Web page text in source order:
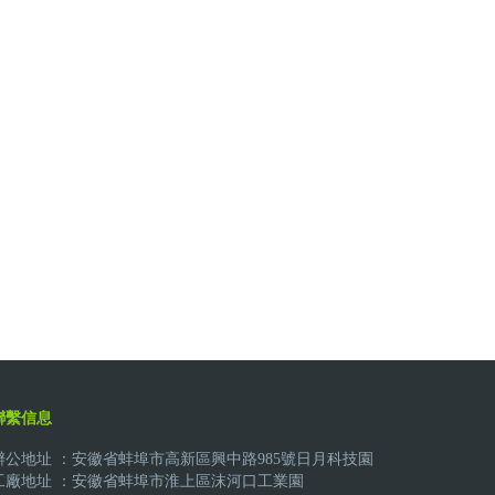
繫信息
公地址 ：安徽省蚌埠市高新區興中路985號日月科技園
廠地址 ：安徽省蚌埠市淮上區沫河口工業園